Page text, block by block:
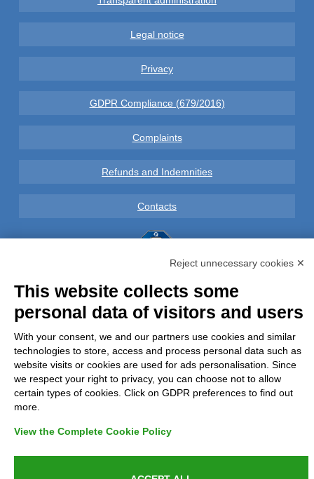
Legal notice
Privacy
GDPR Compliance (679/2016)
Complaints
Refunds and Indemnities
Contacts
P.IVA 05538100727 - C.so Italia n.8 70123, BARI
Reject unnecessary cookies ✕
This website collects some
personal data of visitors and users
With your consent, we and our partners use cookies and similar
technologies to store, access and process personal data such as
website visits or cookies are used for ads personalisation. Since
we respect your right to privacy, you can choose not to allow
certain types of cookies. Click on GDPR preferences to find out
more.
View the Complete Cookie Policy